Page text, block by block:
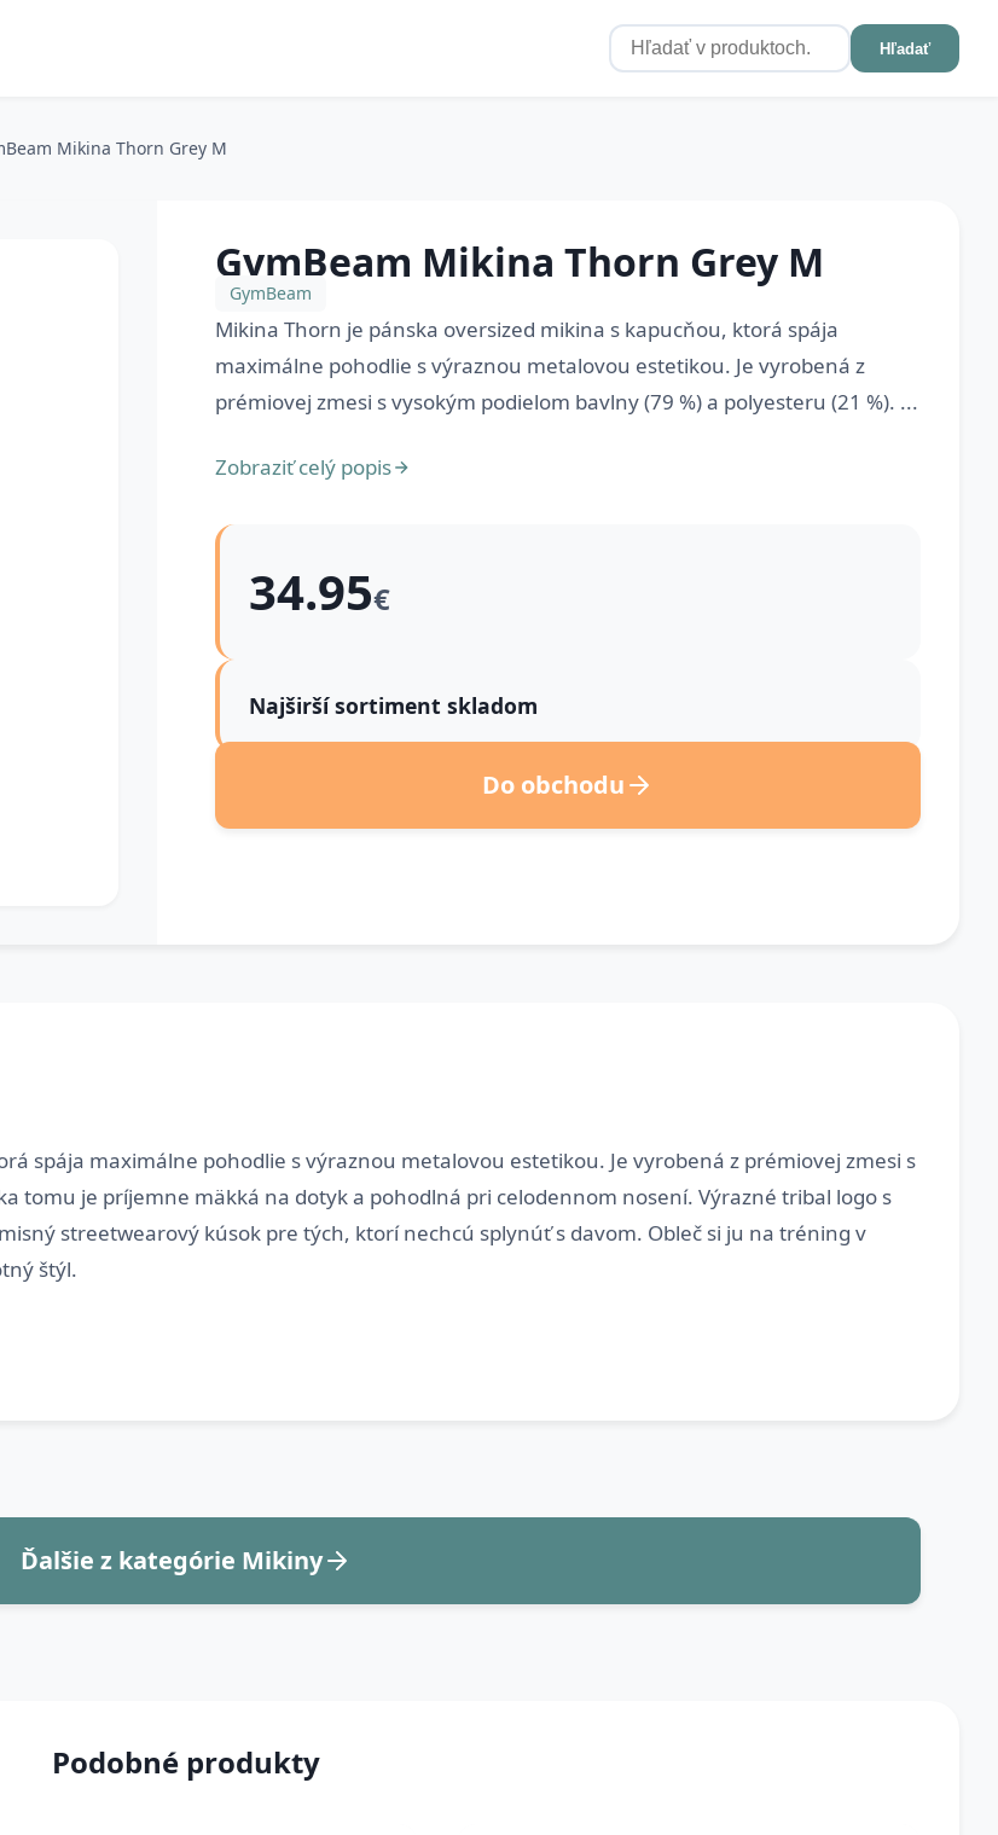
Hľadať
Mikina Thorn Grey M
GymBeam Mikina Thorn Grey M
GymBeam
Mikina Thorn je pánska oversized mikina s kapucňou, ktorá spája
maximálne pohodlie s výraznou metalovou estetikou. Je vyrobená z
prémiovej zmesi s vysokým podielom bavlny (79 %) a polyesteru (21 %). ...
Zobraziť celý popis
34.95€
Najširší sortiment skladom
Do obchodu
spája maximálne pohodlie s výraznou metalovou estetikou. Je vyrobená z prémiovej zmesi s
tomu je príjemne mäkká na dotyk a pohodlná pri celodennom nosení. Výrazné tribal logo s
streetwearový kúsok pre tých, ktorí nechcú splynúť s davom. Obleč si ju na tréning v
Ďalšie z kategórie Mikiny
Podobné produkty